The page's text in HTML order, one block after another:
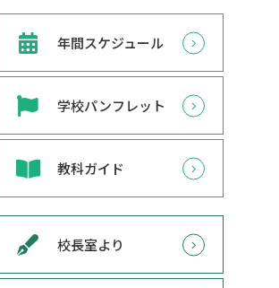
年間スケジュール
学校パンフレット
教科ガイド
校長室より